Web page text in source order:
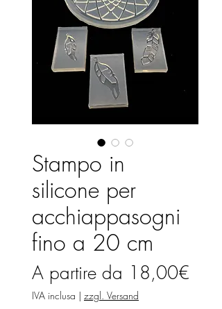
Stampo in
silicone per
acchiappasogni
fino a 20 cm
A partire da 18,00€
IVA inclusa | zzgl. Versand